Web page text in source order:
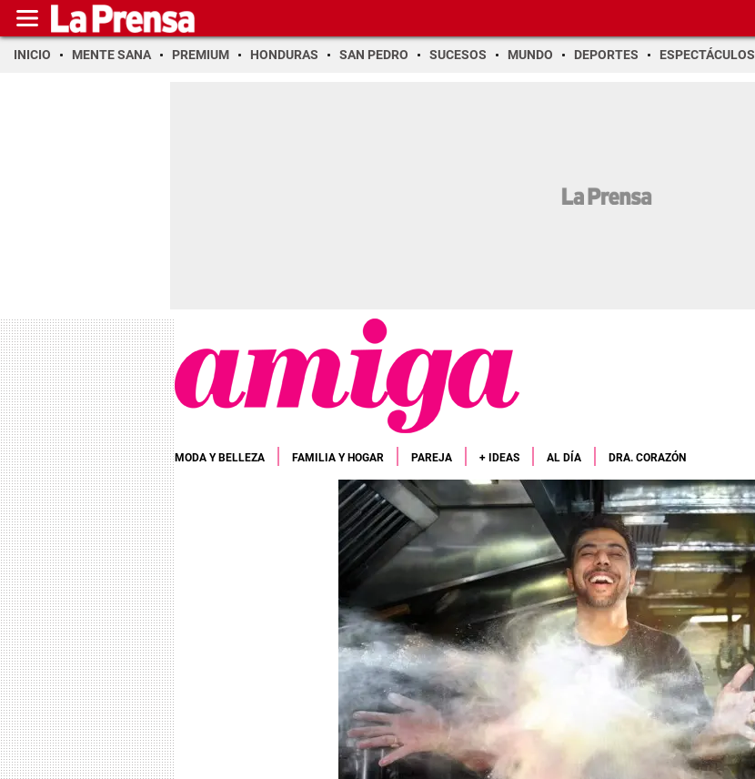
INICIO MENTE SANA PREMIUM HONDURAS SAN PEDRO SUCESOS MUNDO DEPORTES ESPECTÁCULOS
MODA Y BELLEZA FAMILIA Y HOGAR PAREJA + IDEAS AL DÍA DRA. CORAZÓN